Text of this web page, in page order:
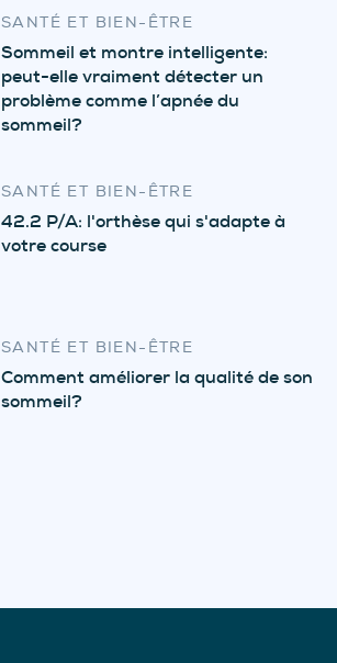
SANTÉ ET BIEN-ÊTRE
Sommeil et montre intelligente:
peut-elle vraiment détecter un
problème comme l’apnée du
sommeil?
SANTÉ ET BIEN-ÊTRE
42.2 P/A: l'orthèse qui s'adapte à
votre course
SANTÉ ET BIEN-ÊTRE
Comment améliorer la qualité de son
sommeil?